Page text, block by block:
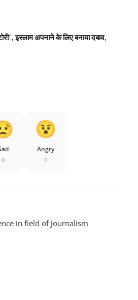
इस्लाम अपनाने के लिए बनाया दबाव,
0
Angry
0
in field of Journalism